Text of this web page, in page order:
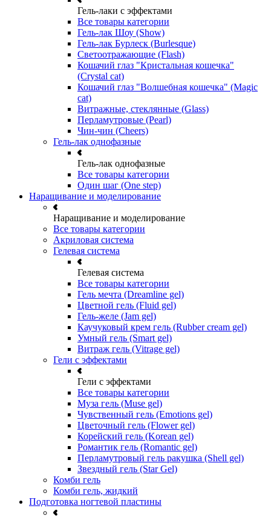
Гель-лаки с эффектами
Все товары категории
Гель-лак Шоу (Show)
Гель-лак Бурлеск (Burlesque)
Светоотражающие (Flash)
Кошачий глаз "Кристальная кошечка"
(Crystal cat)
Кошачий глаз "Волшебная кошечка" (Magic
cat)
Витражные, стеклянные (Glass)
Перламутровые (Pearl)
Чин-чин (Cheers)
Гель-лак однофазные
Гель-лак однофазные
Все товары категории
Один шаг (One step)
Наращивание и моделирование
Наращивание и моделирование
Все товары категории
Акриловая система
Гелевая система
Гелевая система
Все товары категории
Гель мечта (Dreamline gel)
Цветной гель (Fluid gel)
Гель-желе (Jam gel)
Каучуковый крем гель (Rubber cream gel)
Умный гель (Smart gel)
Витраж гель (Vitrage gel)
Гели с эффектами
Гели с эффектами
Все товары категории
Муза гель (Muse gel)
Чувственный гель (Emotions gel)
Цветочный гель (Flower gel)
Корейский гель (Korean gel)
Романтик гель (Romantic gel)
Перламутровый гель ракушка (Shell gel)
Звездный гель (Star Gel)
Комби гель
Комби гель, жидкий
Подготовка ногтевой пластины